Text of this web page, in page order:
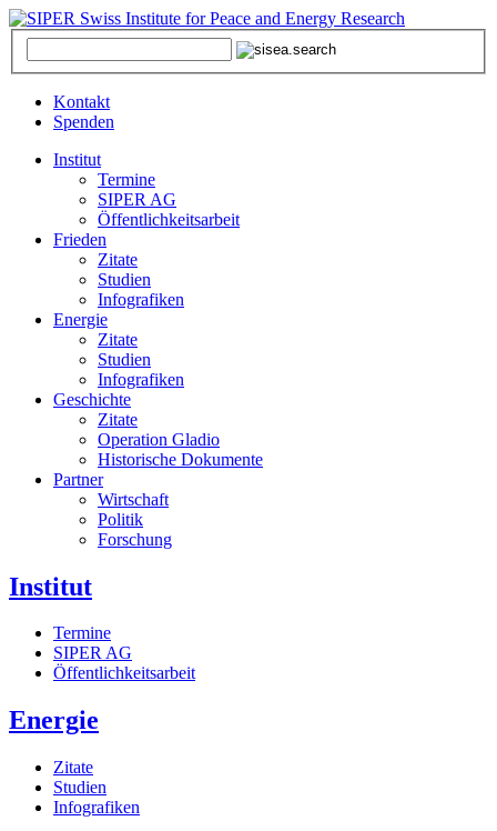
Kontakt
Spenden
Institut
Termine
SIPER AG
Öffentlichkeitsarbeit
Frieden
Zitate
Studien
Infografiken
Energie
Zitate
Studien
Infografiken
Geschichte
Zitate
Operation Gladio
Historische Dokumente
Partner
Wirtschaft
Politik
Forschung
Institut
Termine
SIPER AG
Öffentlichkeitsarbeit
Energie
Zitate
Studien
Infografiken